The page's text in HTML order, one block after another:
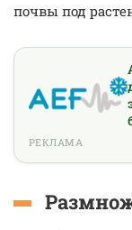
почвы под
РЕКЛАМА